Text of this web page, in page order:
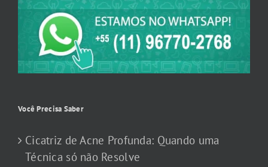
Você Precisa Saber
Cicatriz de Acne Profunda: Quando uma
Técnica só não Resolve